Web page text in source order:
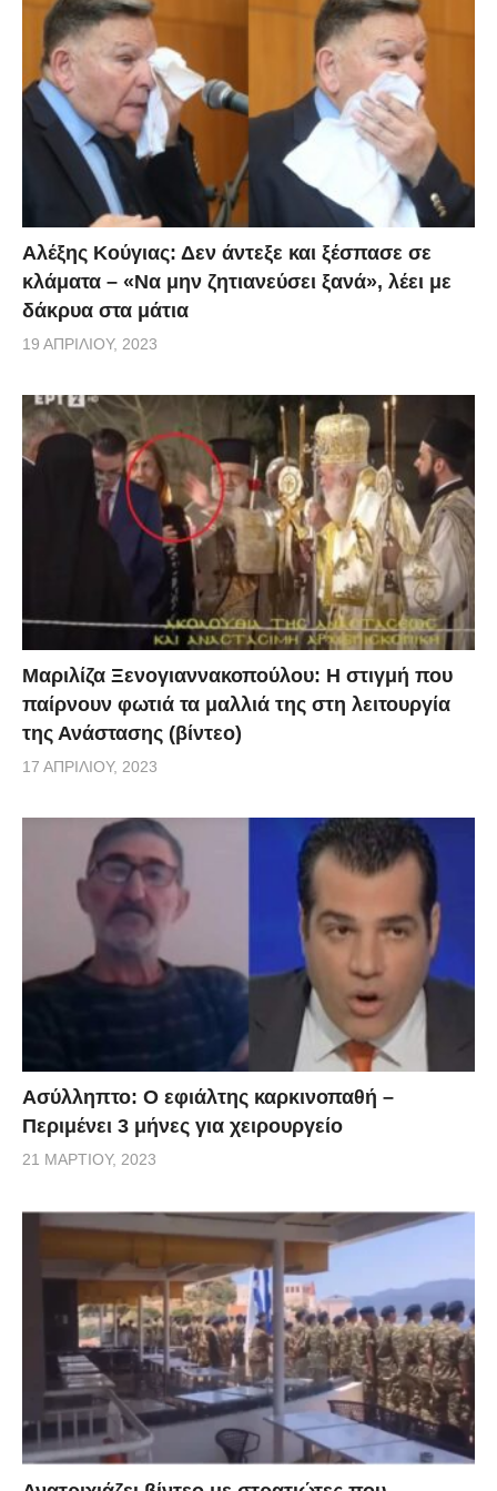
Αλέξης Κούγιας: Δεν άντεξε και ξέσπασε σε
κλάματα – «Να μην ζητιανεύσει ξανά», λέει με
δάκρυα στα μάτια
19 ΑΠΡΙΛΊΟΥ, 2023
Μαριλίζα Ξενογιαννακοπούλου: Η στιγμή που
παίρνουν φωτιά τα μαλλιά της στη λειτουργία
της Ανάστασης (βίντεο)
17 ΑΠΡΙΛΊΟΥ, 2023
Ασύλληπτο: Ο εφιάλτης καρκινοπαθή –
Περιμένει 3 μήνες για χειρουργείο
21 ΜΑΡΤΊΟΥ, 2023